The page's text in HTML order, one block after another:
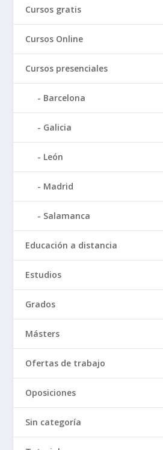
Cursos gratis
Cursos Online
Cursos presenciales
Barcelona
Galicia
León
Madrid
Salamanca
Educación a distancia
Estudios
Grados
Másters
Ofertas de trabajo
Oposiciones
Sin categoría